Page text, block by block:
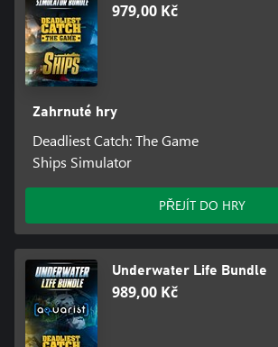
979,00 Kč
Zahrnuté hry
Deadliest Catch: The Game
Ships Simulator
PŘEJÍT DO HRY
Underwater Life Bundle
989,00 Kč